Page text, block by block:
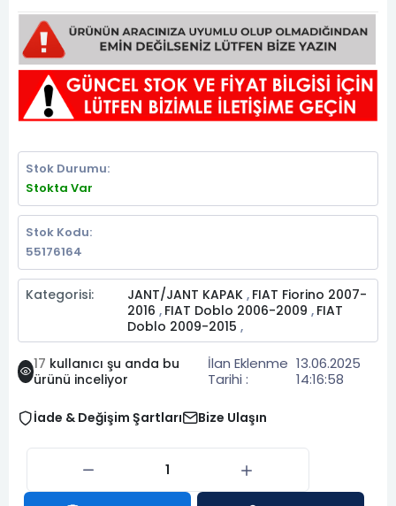
Stok Durumu:
Stokta Var
Stok Kodu:
55176164
Kategorisi: JANT/JANT KAPAK , FIAT Fiorino 2007-
2016 , FIAT Doblo 2006-2009 , FIAT
Doblo 2009-2015 ,
17 kullanıcı şu anda bu
ürünü inceliyor
İlan Eklenme
Tarihi :
13.06.2025
14:16:58
İade & Değişim Şartları Bize Ulaşın